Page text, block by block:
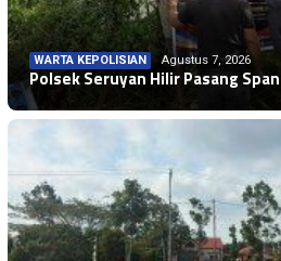
WARTA KEPOLISIAN Agustus 7, 2026
Polsek Seruyan Hilir Pasang